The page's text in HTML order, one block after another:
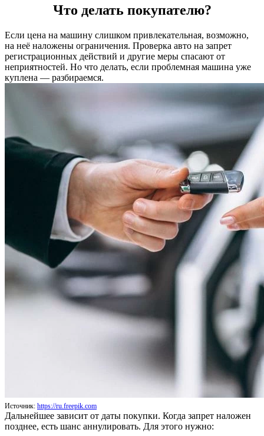
Что делать покупателю?
Если цена на машину слишком привлекательная, возможно,
на неё наложены ограничения. Проверка авто на запрет
регистрационных действий и другие меры спасают от
неприятностей. Но что делать, если проблемная машина уже
куплена — разбираемся.
Источник: https://ru.freepik.com
Дальнейшее зависит от даты покупки. Когда запрет наложен
позднее, есть шанс аннулировать. Для этого нужно: